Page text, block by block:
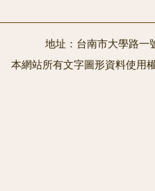
地址：台南市大學路
本網站所有文字圖形資料使用